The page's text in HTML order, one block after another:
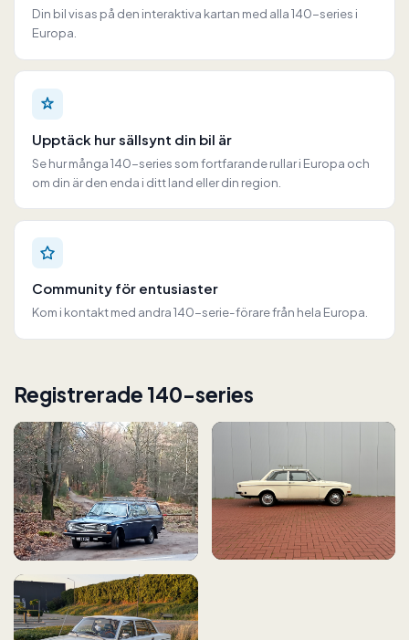
Din bil visas på den interaktiva kartan med alla 140-series i
Europa.
Upptäck hur sällsynt din bil är
Se hur många 140-series som fortfarande rullar i Europa och
om din är den enda i ditt land eller din region.
Community för entusiaster
Kom i kontakt med andra 140-serie-förare från hela Europa.
Registrerade 140-series